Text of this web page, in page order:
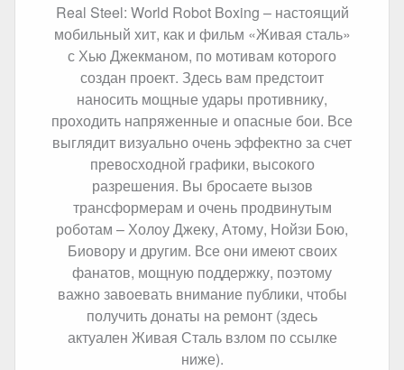
Real Steel: World Robot Boxing – настоящий
мобильный хит, как и фильм «Живая сталь»
с Хью Джекманом, по мотивам которого
создан проект. Здесь вам предстоит
наносить мощные удары противнику,
проходить напряженные и опасные бои. Все
выглядит визуально очень эффектно за счет
превосходной графики, высокого
разрешения. Вы бросаете вызов
трансформерам и очень продвинутым
роботам – Холоу Джеку, Атому, Нойзи Бою,
Биовору и другим. Все они имеют своих
фанатов, мощную поддержку, поэтому
важно завоевать внимание публики, чтобы
получить донаты на ремонт (здесь
актуален Живая Сталь взлом по ссылке
ниже).